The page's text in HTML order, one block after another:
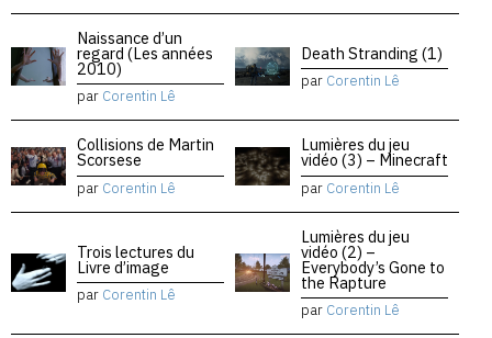
Naissance d’un
regard (Les années
2010)
par Corentin Lê
Death Stranding (1)
par Corentin Lê
Collisions de Martin
Scorsese
par Corentin Lê
Lumières du jeu
vidéo (3) – Minecraft
par Corentin Lê
Trois lectures du
Livre d’image
par Corentin Lê
Lumières du jeu
vidéo (2) –
Everybody’s Gone to
the Rapture
par Corentin Lê